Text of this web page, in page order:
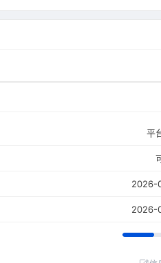
平
2026-
2026-